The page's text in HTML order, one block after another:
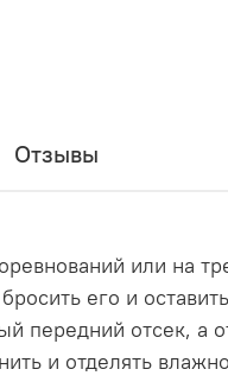
Отзывы
или на
его и
передний отсек, а
и отделять